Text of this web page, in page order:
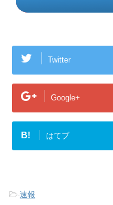
Twitter
Google+
B! はてブ
-速報